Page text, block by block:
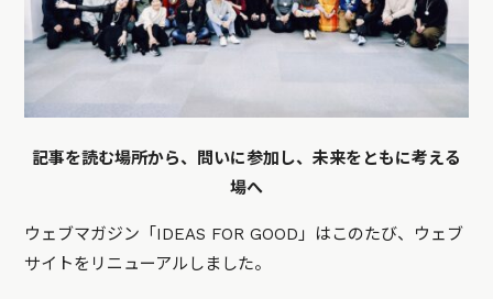
記事を読む場所から、問いに参加し、未来をともに考える
場へ
ウェブマガジン「IDEAS FOR GOOD」はこのたび、ウェブ
サイトをリニューアルしました。